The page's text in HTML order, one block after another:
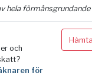
hela
och
för